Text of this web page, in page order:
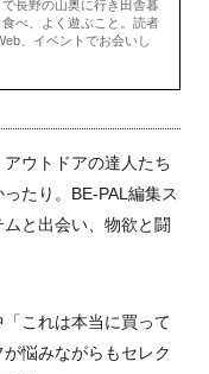
長野の山奥に行き田舎暮
べ、よく遊ぶこと。読者
、イベントでお会いし
ウトドアの達人たち
たり。BE-PAL編集ス
と出会い、物欲と闘
これは本当に買って
悩みながらもセレク